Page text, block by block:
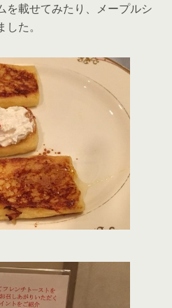
を載せてみたり、メープルシ
た。